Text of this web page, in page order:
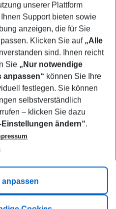
filter
unserer Plattform
Support bieten sowie
anzeigen, die für Sie
Klicken Sie auf „Alle
sind. Ihnen reicht
Sie „Nur notwendige
anpassen“ können Sie Ihre
festlegen. Sie können
selbstverständlich
– klicken Sie dazu
Einstellungen ändern“.
anpassen